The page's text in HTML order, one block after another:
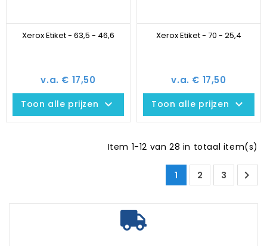
Xerox Etiket - 63,5 - 46,6
v.a. € 17,50
Toon alle prijzen keyboard_arrow_down
Xerox Etiket - 70 - 25,4
v.a. € 17,50
Toon alle prijzen keyboard_arrow_down
Item 1-12 van 28 in totaal item(s)
1 2 3 